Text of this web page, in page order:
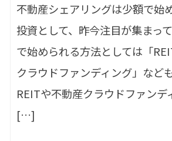
不動産シェアリングは少額で始
投資として、昨今注目が集まっ
で始められる方法としては「
クラウドファンディング」など
REITや不動産クラウドファンデ
[…]